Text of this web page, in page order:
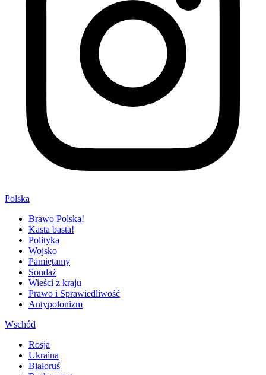
Polska
Brawo Polska!
Kasta basta!
Polityka
Wojsko
Pamiętamy
Sondaż
Wieści z kraju
Prawo i Sprawiedliwość
Antypolonizm
Wschód
Rosja
Ukraina
Białoruś